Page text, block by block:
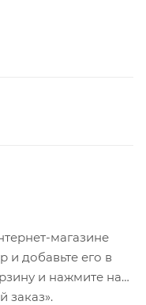
магазине
и добавьте его в
и нажмите на
заказ».